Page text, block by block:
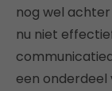
nog wel achter
nu niet
een onderdeel